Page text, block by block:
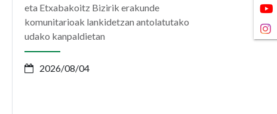
eta Etxabakoitz Bizirik erakunde
komunitarioak lankidetzan antolatutako
udako kanpaldietan
2026/08/04